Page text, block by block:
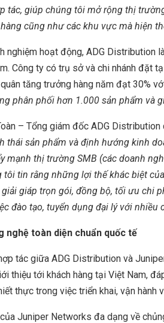
tác, giúp chúng tôi mở rộng thị
cũng như các khu vực mà hiện
nghiệm hoạt động, ADG Distribution
Công ty có trụ sở và chi nhánh đặt
tăng trưởng hàng năm đạt 30%
phân phối hơn 1.000 sản phẩm và
– Tổng giám đốc ADG Distribution
thái sản phẩm và định hướng kinh
mạnh thị trường SMB (các doanh
tôi tin rằng những lợi thế khác biệt
giáp trọn gói, đồng bộ, tối ưu chi
đào tạo, tuyển dụng đại lý với
nghệ toàn diện chuẩn quốc tế
tác giữa ADG Distribution và
thiệu tới khách hàng tại Việt Nam,
thực trong việc triển khai, vận hành
Juniper Networks đa dạng về